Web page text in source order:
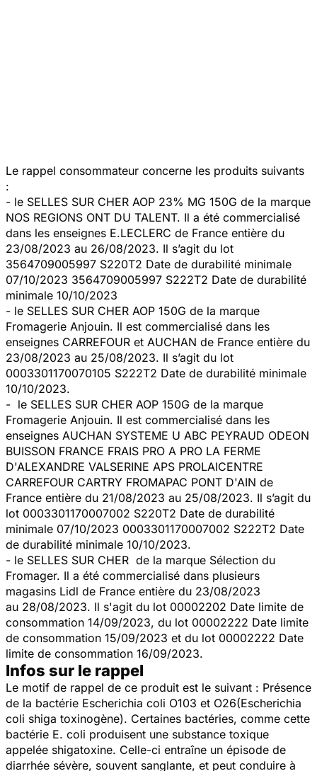
Le rappel consommateur concerne les produits suivants
:
- le SELLES SUR CHER AOP 23% MG 150G de la marque
NOS REGIONS ONT DU TALENT. Il a été commercialisé
dans les enseignes E.LECLERC de France entière du
23/08/2023 au 26/08/2023. Il s’agit du lot
3564709005997 S220T2 Date de durabilité minimale
07/10/2023 3564709005997 S222T2 Date de durabilité
minimale 10/10/2023
- le SELLES SUR CHER AOP 150G de la marque
Fromagerie Anjouin. Il est commercialisé dans les
enseignes CARREFOUR et AUCHAN de France entière du
23/08/2023 au 25/08/2023. Il s’agit du lot
0003301170070105 S222T2 Date de durabilité minimale
10/10/2023.
- le SELLES SUR CHER AOP 150G de la marque
Fromagerie Anjouin. Il est commercialisé dans les
enseignes AUCHAN SYSTEME U ABC PEYRAUD ODEON
BUISSON FRANCE FRAIS PRO A PRO LA FERME
D'ALEXANDRE VALSERINE APS PROLAICENTRE
CARREFOUR CARTRY FROMAPAC PONT D'AIN de
France entière du 21/08/2023 au 25/08/2023. Il s’agit du
lot 0003301170007002 S220T2 Date de durabilité
minimale 07/10/2023 0003301170007002 S222T2 Date
de durabilité minimale 10/10/2023.
- le SELLES SUR CHER de la marque Sélection du
Fromager. Il a été commercialisé dans plusieurs
magasins Lidl de France entière du 23/08/2023
au 28/08/2023. Il s'agit du lot 00002202 Date limite de
consommation 14/09/2023, du lot 00002222 Date limite
de consommation 15/09/2023 et du lot 00002222 Date
limite de consommation 16/09/2023.
Infos sur le rappel
Le motif de rappel de ce produit est le suivant : Présence
de la bactérie Escherichia coli O103 et O26(Escherichia
coli shiga toxinogène). Certaines bactéries, comme cette
bactérie E. coli produisent une substance toxique
appelée shigatoxine. Celle-ci entraîne un épisode de
diarrhée sévère, souvent sanglante, et peut conduire à